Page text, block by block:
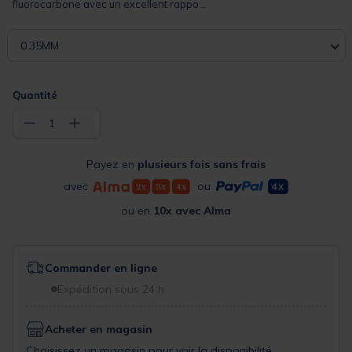
fluorocarbone avec un excellent rappo...
0.35MM
Quantité
− 1 +
Payez en plusieurs fois sans frais
avec
ou
ou en 10x avec Alma
Commander en ligne
Expédition sous 24 h
Acheter en magasin